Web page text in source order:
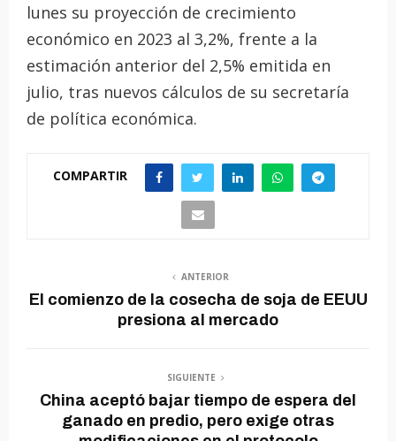
lunes su proyección de crecimiento
económico en 2023 al 3,2%, frente a la
estimación anterior del 2,5% emitida en
julio, tras nuevos cálculos de su secretaría
de política económica.
COMPARTIR
ANTERIOR
El comienzo de la cosecha de soja de EEUU
presiona al mercado
SIGUIENTE
China aceptó bajar tiempo de espera del
ganado en predio, pero exige otras